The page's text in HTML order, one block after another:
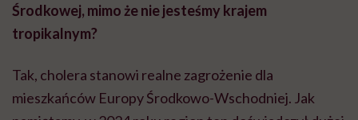
Środkowej, mimo że nie jesteśmy krajem
tropikalnym?
Tak, cholera stanowi realne zagrożenie dla
mieszkańców Europy Środkowo-Wschodniej. Jak